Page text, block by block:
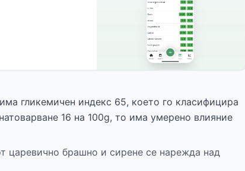
гликемичен индекс 65, което го класифицира
16 на 100g, то има умерено влияние
царевично брашно и сирене се нарежда над